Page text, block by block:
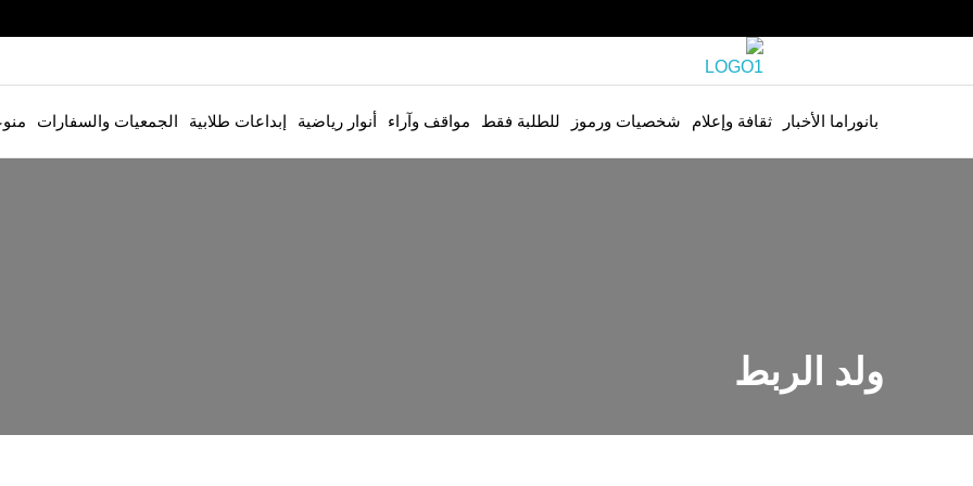
بانوراما الأخبار ثقافة وإعلام شخصيات ورموز للطلبة فقط مواقف وآراء أنوار رياضية إبداعات طلابية الجمعيات والسفارات
ولد الربط